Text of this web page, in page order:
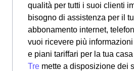
qualità per tutti i suoi clienti
bisogno di assistenza per il
abbonamento internet,
vuoi ricevere più
e piani tariffari per la tua
Tre mette a disposizione dei